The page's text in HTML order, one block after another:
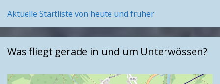
Aktuelle Startliste von heute und früher
Was fliegt gerade in und um Unterwössen?